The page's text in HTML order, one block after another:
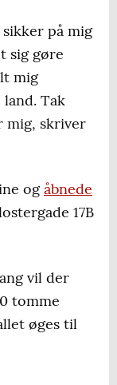
på mig
sig gøre
mig
Tak
mig, skriver
ogåbnede
17B
vil der
tomme
øges til